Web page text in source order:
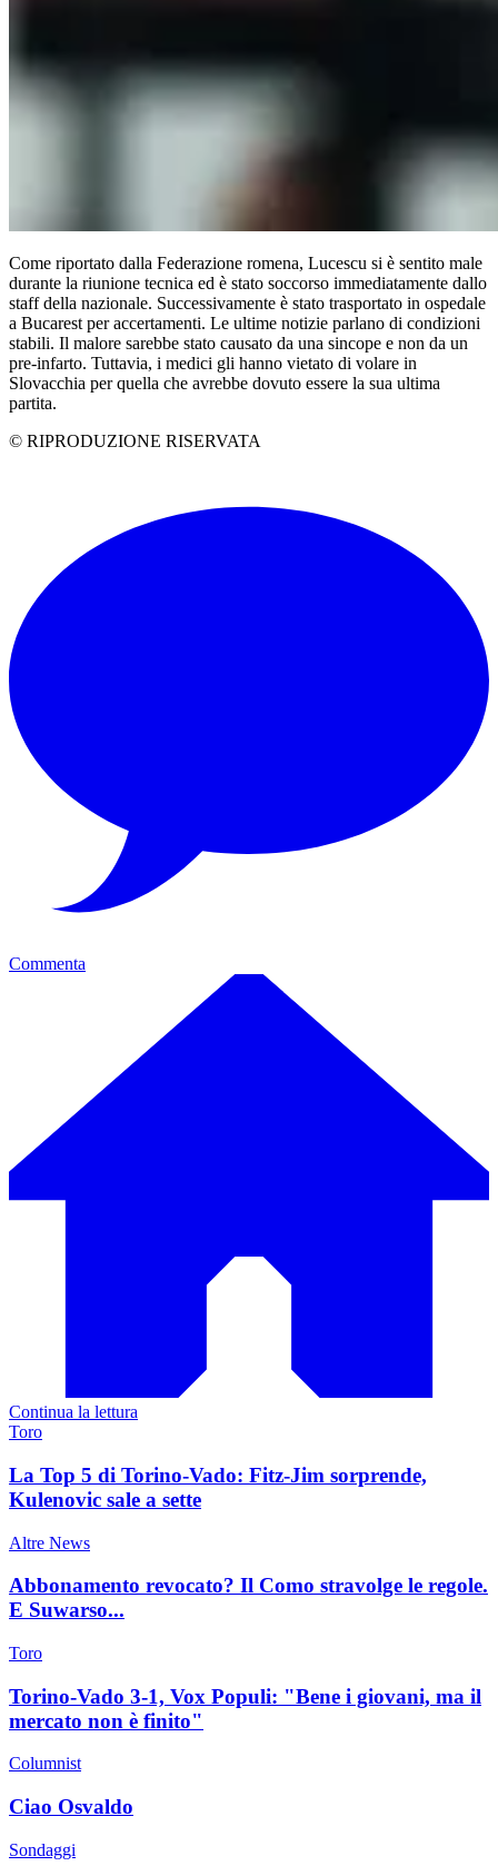
Come riportato dalla Federazione romena, Lucescu si è sentito male
durante la riunione tecnica ed è stato soccorso immediatamente dallo
staff della nazionale. Successivamente è stato trasportato in ospedale
a Bucarest per accertamenti. Le ultime notizie parlano di condizioni
stabili. Il malore sarebbe stato causato da una sincope e non da un
pre-infarto. Tuttavia, i medici gli hanno vietato di volare in
Slovacchia per quella che avrebbe dovuto essere la sua ultima
partita.
© RIPRODUZIONE RISERVATA
Commenta
Continua la lettura
Toro
La Top 5 di Torino-Vado: Fitz-Jim sorprende,
Kulenovic sale a sette
Altre News
Abbonamento revocato? Il Como stravolge le regole.
E Suwarso...
Toro
Torino-Vado 3-1, Vox Populi: "Bene i giovani, ma il
mercato non è finito"
Columnist
Ciao Osvaldo
Sondaggi